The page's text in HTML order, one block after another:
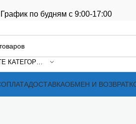
График по будням с 9:00-17:00
ВЫБЕРИТЕ КАТЕГОРИЮ
ОПЛАТАДОСТАВКАОБМЕН И ВОЗВРАТ